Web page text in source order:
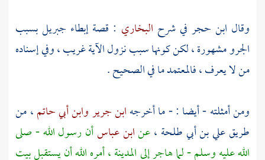
وقال ابن حجر في شرح البخاري : قصة إبطاء جبريلبسبب
الجرو مشهورة ، لكن كونها سبب نزول الآية غريب ، وفي إسناده
من لا يعرف ، فالمعتمد ما في الصحيح .
ومن أمثلته - أيضا : - ما أخرجهابن جريروابن أبي حاتم، من
طريقعلي بن أبي طلحة ،عنابن عباسأن رسول الله - صلى
الله عليه وسلم - لما هاجر إلىالمدينة، أمره الله أن يستقبلبيت